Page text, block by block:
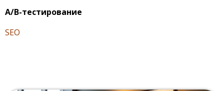
A/B-тестирование
SEO